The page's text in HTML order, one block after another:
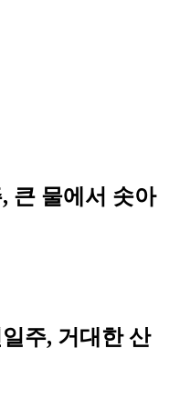
큰 물에서 솟아
주, 거대한 산